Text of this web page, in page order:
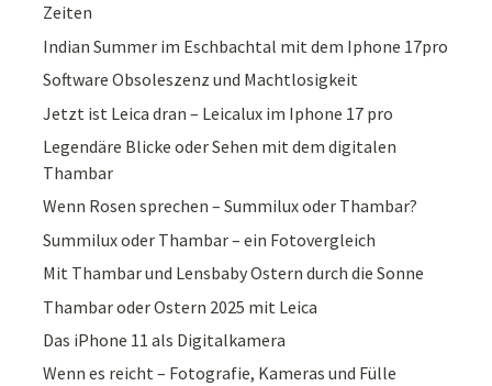
Zeiten
Indian Summer im Eschbachtal mit dem Iphone 17pro
Software Obsoleszenz und Machtlosigkeit
Jetzt ist Leica dran – Leicalux im Iphone 17 pro
Legendäre Blicke oder Sehen mit dem digitalen
Thambar
Wenn Rosen sprechen – Summilux oder Thambar?
Summilux oder Thambar – ein Fotovergleich
Mit Thambar und Lensbaby Ostern durch die Sonne
Thambar oder Ostern 2025 mit Leica
Das iPhone 11 als Digitalkamera
Wenn es reicht – Fotografie, Kameras und Fülle